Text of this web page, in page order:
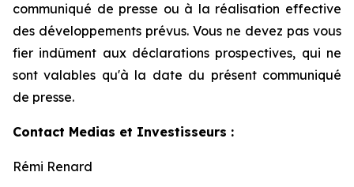
communiqué de presse ou à la réalisation effective
des développements prévus. Vous ne devez pas vous
fier indûment aux déclarations prospectives, qui ne
sont valables qu'à la date du présent communiqué
de presse.
Contact Medias et Investisseurs :
Rémi Renard